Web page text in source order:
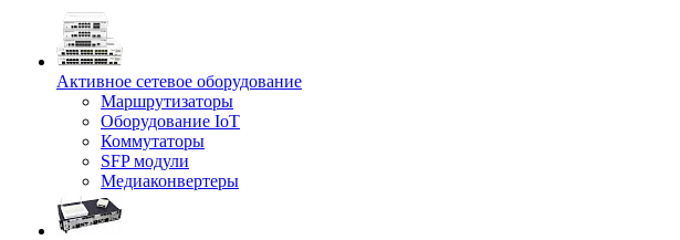
Активное сетевое оборудование
Маршрутизаторы
Оборудование IoT
Коммутаторы
SFP модули
Медиаконвертеры